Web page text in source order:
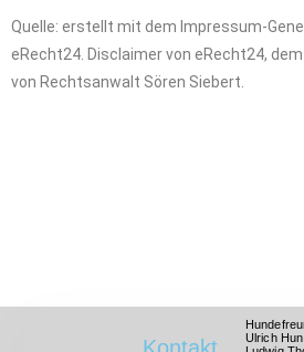
Quelle: erstellt mit dem Impressum-
eRecht24. Disclaimer von eRecht24,
von Rechtsanwalt Sören Siebert.
Ulrich